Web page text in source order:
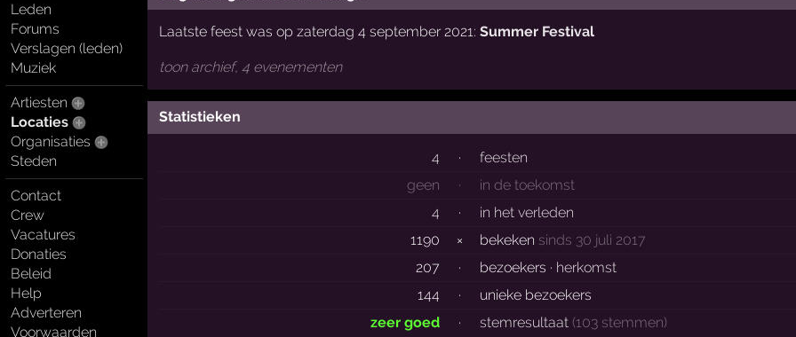
Leden
Forums
Verslagen (leden)
Muziek
Artiesten
Locaties
Organisaties
Steden
Contact
Crew
Vacatures
Donaties
Beleid
Help
Adverteren
Voorwaarden
Laatste feest was op zaterdag 4 september 2021: Summer Festival
toon archief, 4 evenementen
Statistieken
4 ·
feesten
geen
·
in de toekomst
4
·
in het verleden
1190
× bekeken sinds 30 juli 2017
207
· bezoekers · herkomst
144
·
unieke bezoekers
zeer goed
· stemresultaat (103 stemmen)